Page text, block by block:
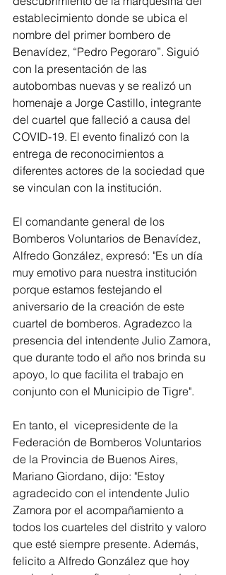
establecimiento donde se ubica el
nombre del primer bombero de
Benavídez, “Pedro Pegoraro”. Siguió
con la presentación de las
autobombas nuevas y se realizó un
homenaje a Jorge Castillo, integrante
del cuartel que falleció a causa del
COVID-19. El evento finalizó con la
entrega de reconocimientos a
diferentes actores de la sociedad que
se vinculan con la institución.
El comandante general de los
Bomberos Voluntarios de Benavídez,
Alfredo González, expresó: "Es un día
muy emotivo para nuestra institución
porque estamos festejando el
aniversario de la creación de este
cuartel de bomberos. Agradezco la
presencia del intendente Julio Zamora,
que durante todo el año nos brinda su
apoyo, lo que facilita el trabajo en
conjunto con el Municipio de Tigre".
En tanto, el  vicepresidente de la
Federación de Bomberos Voluntarios
de la Provincia de Buenos Aires,
Mariano Giordano, dijo: "Estoy
agradecido con el intendente Julio
Zamora por el acompañamiento a
todos los cuarteles del distrito y valoro
que esté siempre presente. Además,
felicito a Alfredo González que hoy